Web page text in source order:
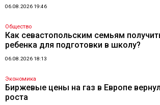
06.08.2026 19:46
Общество
Как севастопольским семьям
ребенка для подготовки в школу?
06.08.2026 18:13
Экономика
Биржевые цены на газ в Европе
роста